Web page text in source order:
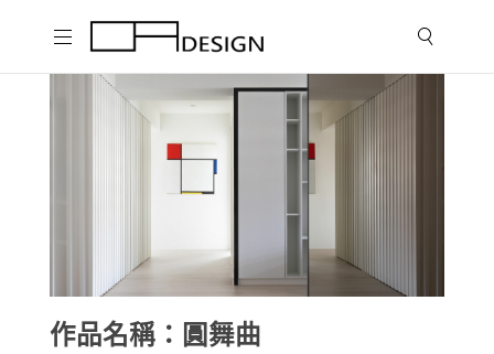
作品名稱：圓舞曲